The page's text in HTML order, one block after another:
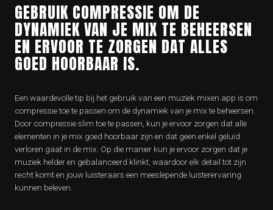
GEBRUIK COMPRESSIE OM DE
DYNAMIEK VAN JE MIX TE BEHEERSEN
EN ERVOOR TE ZORGEN DAT ALLES
GOED HOORBAAR IS.
Een waardevolle tip bij het gebruik van een muziek mixen app is om
compressie toe te passen om de dynamiek van je mix te beheersen.
Door compressie slim toe te passen, kun je ervoor zorgen dat alle
elementen in je mix goed hoorbaar zijn en dat geen enkel geluid
verloren gaat in de mix. Op die manier kun je ervoor zorgen dat je
muziek helder en gebalanceerd klinkt, waardoor elk detail tot zijn
recht komt en jouw luisteraars een meeslepende luisterervaring
kunnen beleven.